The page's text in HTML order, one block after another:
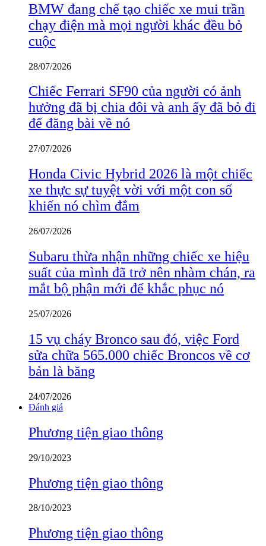
BMW đang chế tạo chiếc xe mui trần
chạy điện mà mọi người khác đều bỏ
cuộc
28/07/2026
Chiếc Ferrari SF90 của người có ảnh
hưởng đã bị chia đôi và anh ấy đã bỏ đi
để đăng bài về nó
27/07/2026
Honda Civic Hybrid 2026 là một chiếc
xe thực sự tuyệt vời với một con số
khiến nó chìm đắm
26/07/2026
Subaru thừa nhận những chiếc xe hiệu
suất của mình đã trở nên nhàm chán, ra
mắt bộ phận mới để khắc phục nó
25/07/2026
15 vụ cháy Bronco sau đó, việc Ford
sửa chữa 565.000 chiếc Broncos về cơ
bản là băng
24/07/2026
Đánh giá
Phương tiện giao thông
29/10/2023
Phương tiện giao thông
28/10/2023
Phương tiện giao thông